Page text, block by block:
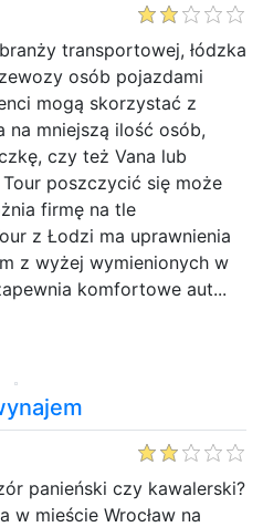
transportowej, łódzka
osób pojazdami
mogą skorzystać z
mniejszą ilość osób,
czy też Vana lub
poszczycić się może
firmę na tle
z Łodzi ma uprawnienia
z wyżej wymienionych w
komfortowe aut...
panieński czy kawalerski?
w mieście Wrocław na